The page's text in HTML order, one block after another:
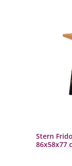
Stern
86x58x77